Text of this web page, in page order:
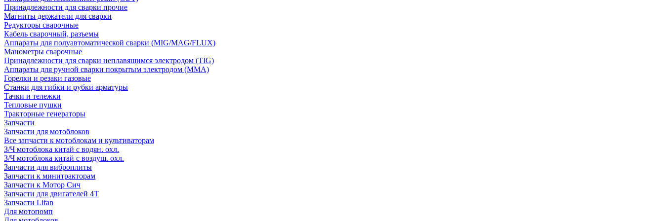
Принадлежности для сварки прочие
Магниты держатели для сварки
Редукторы сварочные
Кабель сварочный, разъемы
Аппараты для полуавтоматической сварки (MIG/MAG/FLUX)
Манометры сварочные
Принадлежности для сварки неплавящимся электродом (TIG)
Аппараты для ручной сварки покрытым электродом (MMA)
Горелки и резаки газовые
Станки для гибки и рубки арматуры
Тачки и тележки
Тепловые пушки
Тракторные генераторы
Запчасти
Запчасти для мотоблоков
Все запчасти к мотоблокам и культиваторам
З/Ч мотоблока китай с водян. охл.
З/Ч мотоблока китай с воздуш. охл.
Запчасти для виброплиты
Запчасти к минитракторам
Запчасти к Мотор Сич
Запчасти для двигателей 4Т
Запчасти Lifan
Для мотопомп